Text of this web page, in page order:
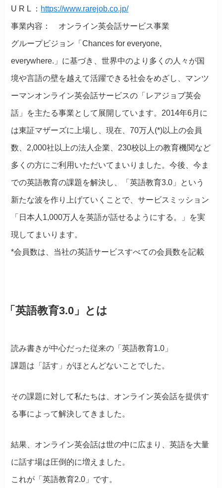
U R L ： https://www.rarejob.co.jp/
事業内容： オンライン英会話サービス事業
グループビジョン「Chances for everyone,
everywhere.」に基づき、世界中のより多くの人々が国
境や言語の壁を越えて活躍できる社会をめざし、マンツ
ーマンオンライン英会話サービスの「レアジョブ英会
話」を主たる事業として展開しています。2014年6月に
は東証マザーズに上場し、現在、70万人(*)以上の会員
数、2,000社以上の法人企業、230校以上の教育機関など
多くの方にご利用いただいてまいりました。今後、今ま
での英語教育の課題を解決し、「英語教育3.0」という
新たな波を作り上げていくことで、サービスミッション
「日本人1,000万人を英語が話せるようにする。」を実
現してまいります。
*会員数は、当社の英語サービスすべての会員数を記載
「英語教育3.0」とは
読み書きが中心だった従来の「英語教育1.0」
課題は「話す」がほとんどないことでした。
その課題に対して私たちは、オンライン英会話を提供す
る事によって解決してきました。
結果、オンライン英会話は世の中に広まり、英語を大量
に話す場は圧倒的に増えました。
これが「英語教育2.0」です。